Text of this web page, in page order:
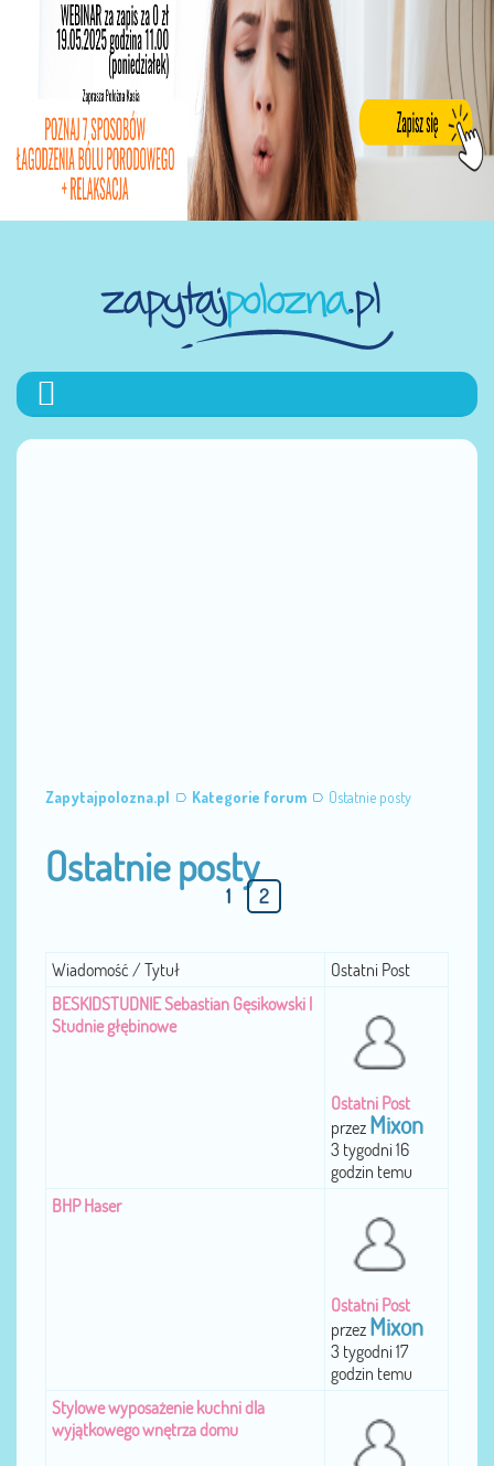
Zapytajpolozna.pl Kategorie forum Ostatnie posty
Ostatnie posty
1 2
Wiadomość / Tytuł
Ostatni Post
BESKIDSTUDNIE Sebastian Gęsikowski |
Studnie głębinowe
Ostatni Post
przez Mixon
3 tygodni 16
godzin temu
BHP Haser
Ostatni Post
przez Mixon
3 tygodni 17
godzin temu
Stylowe wyposażenie kuchni dla
wyjątkowego wnętrza domu